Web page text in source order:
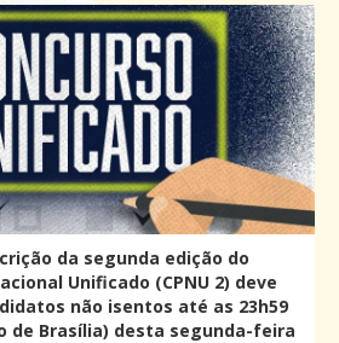
da segunda edição do
Unificado (CPNU 2) deve
não isentos até as 23h59
de Brasília) desta segunda-feira